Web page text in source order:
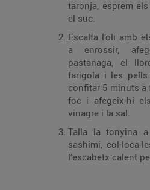
taronja, esprem els tres cítrics i reserva’n
el suc.
Escalfa l’oli amb
a enrossir, afegeix-hi
pastanaga, el
farigola i les pells dels cítrics. Deixa-ho
confitar 5 minuts a
foc i afegeix-hi
vinagre i la sal.
Talla la tonyina
sashimi, col·loca-les als plats i
l’escabetx calent